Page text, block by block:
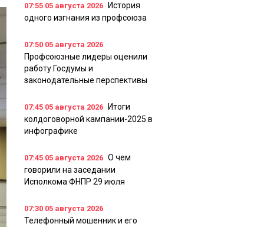
07:55 05 августа 2026
История
одного изгнания из профсоюза
07:50 05 августа 2026
Профсоюзные лидеры оценили
работу Госдумы и
законодательные перспективы
07:45 05 августа 2026
Итоги
колдоговорной кампании-2025 в
инфографике
07:45 05 августа 2026 О чем
говорили на заседании
Исполкома ФНПР 29 июля
07:30 05 августа 2026
Телефонный мошенник и его